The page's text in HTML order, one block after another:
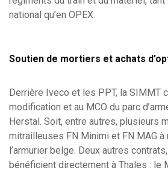
national qu’en OPEX.
Soutien de mortiers et achats
Derrière Iveco et les PPT, la SIMMT
modification et au MCO du parc
Herstal. Soit, entre autres, plusieurs
mitrailleuses FN Minimi et FN MAG à
l’armurier belge. Deux autres
bénéficient directement à Thales : le